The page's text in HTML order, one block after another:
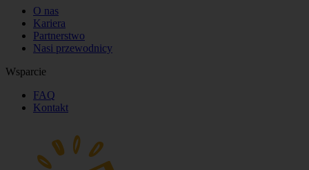
Prawne
Regulamin
Mapa strony
© 2025 Walkative. Wszystkie prawa zastrzeżone.
Instagram
Facebook
WhatsApp